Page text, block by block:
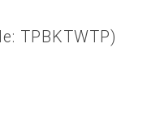
TPBKTWTP)